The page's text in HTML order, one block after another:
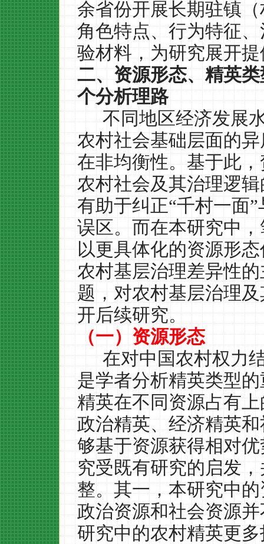
余省份开展长期驻镇
角色特点、行为特征
验材料，为研究展开
二、资源形态、精英
个分析理路
不同地区经济发展
农村社会基础层面的
在非均衡性。基于此
农村社会及其治理逻
有助于纠正“千村一面
误区。而在本研究中
以更具体化的资源形
农村基层治理差异性
题，对农村基层治理
开后续研究。
（一）资源形态
在对中国农村权力
是学者分析精英类型
精英在不同资源占有
政治精英、经济精英
够基于资源获得相对
究受既有研究的启发
整。其一，本研究中
政治资源和社会资源
研究中的农村精英更